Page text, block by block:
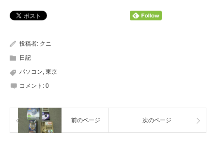
投稿者: クニ
日記
パソコン, 東京
コメント: 0
前のページ 次のページ